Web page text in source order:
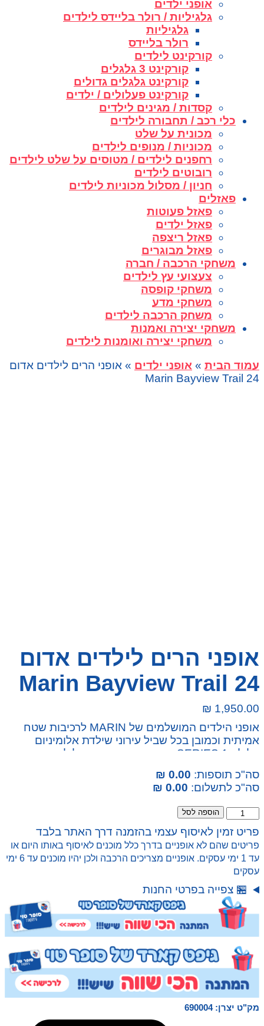
אופני ילדים
גלגיליות / רולר בליידס לילדים
גלגיליות
רולר בליידס
קורקינט לילדים
קורקינט 3 גלגלים
קורקינט גלגלים גדולים
קורקינט פעלולים / ילדים
קסדות / מגינים לילדים
כלי רכב / תחבורה לילדים
מכונית על שלט
מכוניות / מנופים לילדים
רחפנים לילדים / מטוסים על שלט לילדים
רובוטים לילדים
חניון / מסלול מכוניות לילדים
פאזלים
פאזל פעוטות
פאזל ילדים
פאזל ריצפה
פאזל מבוגרים
משחקי הרכבה / חברה
צעצועי עץ לילדים
משחקי קופסה
משחקי מדע
משחק הרכבה לילדים
משחקי יצירה ואמנות
משחקי יצירה ואומנות לילדים
עמוד הבית» אופני ילדים» אופני הרים לילדים אדום
24 Marin Bayview Trail
אופני הרים לילדים אדום
24 Marin Bayview Trail
₪ 1,950.00
אופני הילדים המושלמים של MARIN לרכיבות שטח
אמיתית וכמובן בכל שביל עירוני שילדת אלומיניום
קלילה SERIES 1 בגאומטרייה מיוחדת לילדים ומערכות
מרבית לילדכם צמיגי שטח וגלגלים חישוק כפול לרכיבת
שטח אמיתית עם הגדולים.
האופניים מסופקים מורכבים.
סה"כ תוספות: 0.00 ₪
סה"כ לתשלום: 0.00 ₪
כמות
אופני
הרים
לילדים
אדום
24
Marin
Bayview
Trail
הוספה לסל
פריט זמין לאיסוף עצמי בהזמנה דרך האתר בלבד
פריטים שהם לא אופניים בדרך כלל מוכנים לאיסוף באותו היום או
עד 1 ימי עסקים. אופניים מצריכים הרכבה ולכן יהיו מוכנים עד 6 ימי
עסקים
🏪 צפייה בפרטי החנות
מק"ט יצרן: 690004